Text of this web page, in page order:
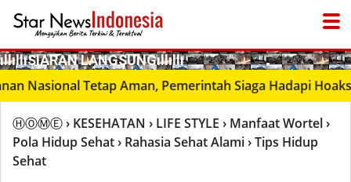
­ıllıllıS͙I͙A͙R͙A͙N͙ L͙A͙N͙G͙S͙U͙N͙G͙ıllıllı ● LIVΞ Tᐯ
Tetap Aman, Pemerintah Siaga Hadapi Hoaks
ⒽⓄⓂⒺ› KESEHATAN › LIFE STYLE › Manfaat Wortel›
Pola Hidup Sehat› Rahasia Sehat Alami› Tips Hidup
Sehat